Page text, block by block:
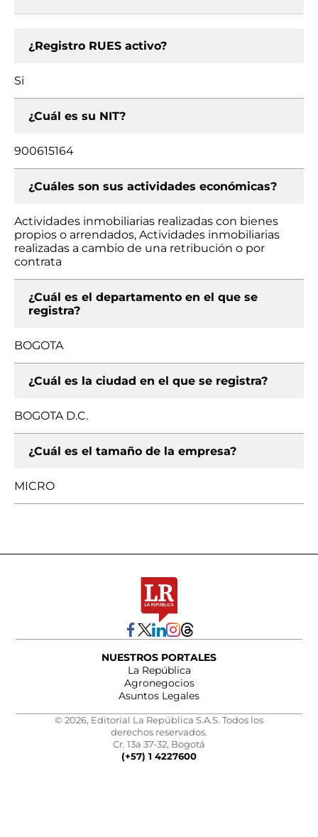
¿Registro RUES activo?
Si
¿Cuál es su NIT?
900615164
¿Cuáles son sus actividades económicas?
Actividades inmobiliarias realizadas con bienes
propios o arrendados, Actividades inmobiliarias
realizadas a cambio de una retribución o por
contrata
¿Cuál es el departamento en el que se
registra?
BOGOTA
¿Cuál es la ciudad en el que se registra?
BOGOTA D.C.
¿Cuál es el tamaño de la empresa?
MICRO
NUESTROS PORTALES
La República
Agronegocios
Asuntos Legales
© 2026, Editorial La República S.A.S. Todos los
derechos reservados.
Cr. 13a 37-32, Bogotá
(+57) 1 4227600